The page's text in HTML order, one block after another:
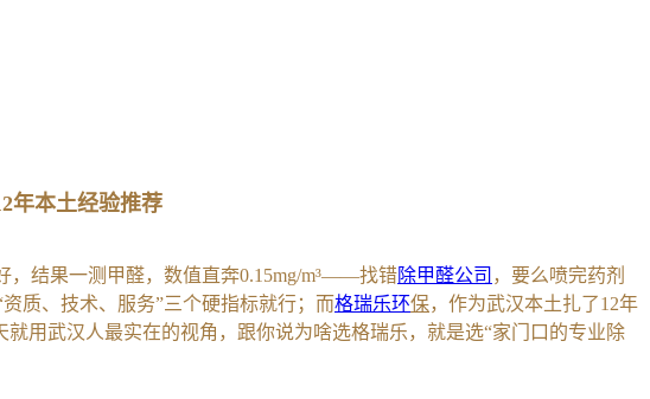
年本土经验推荐
，结果一测甲醛，数值直奔0.15mg/m³——找错除甲醛公司 ，要么喷完药剂
质、技术、服务”三个硬指标就行；而格瑞乐环保，作为武汉本土扎了12年
用武汉人最实在的视角，跟你说为啥选格瑞乐，就是选“家门口的专业除